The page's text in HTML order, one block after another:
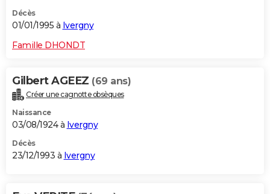
Décès
01/01/1995 à Ivergny
Famille DHONDT
Gilbert AGEEZ (69 ans)
Créer une cagnotte obsèques
Naissance
03/08/1924 à Ivergny
Décès
23/12/1993 à Ivergny